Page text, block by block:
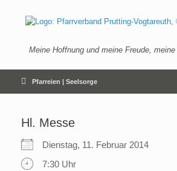
springen
Meine Hoffnung und meine Freude,
Pfarreien | Seelsorge
Hl. Messe
Dienstag, 11. Februar 2014
7:30 Uhr